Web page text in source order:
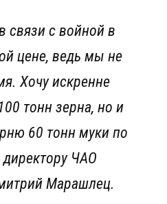
связи с войной в
цене, ведь мы не
Хочу искренне
тонн зерна, но и
60 тонн муки по
директору ЧАО
Марашлец.